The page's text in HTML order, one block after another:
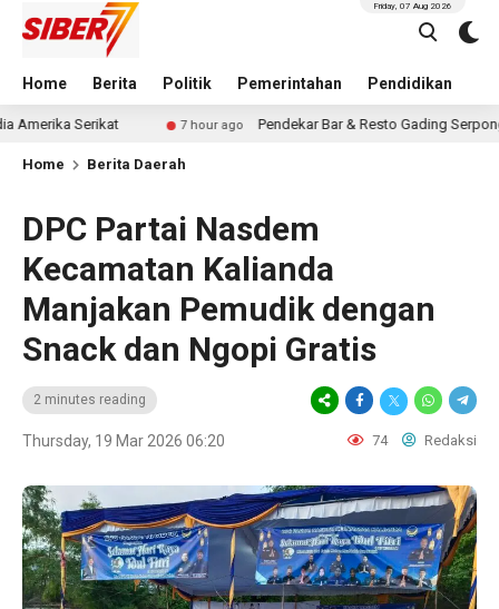
Home Berita Politik Pemerintahan Pendidikan
Friday, 07 Aug 2026
7 hour ago Pendekar Bar & Resto Gading Serpong, Tempat
Home Berita Daerah
DPC Partai Nasdem
Kecamatan Kalianda
Manjakan Pemudik dengan
Snack dan Ngopi Gratis
2 minutes reading
Thursday, 19 Mar 2026 06:20 74 Redaksi